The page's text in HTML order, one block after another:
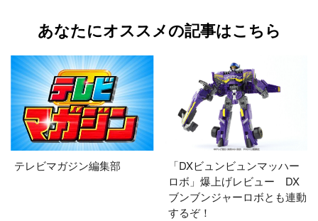
あなたにオススメの記事はこちら
テレビマガジン編集部
「DXビュンビュンマッハー
ロボ」爆上げレビュー DX
ブンブンジャーロボとも連動
するぞ！